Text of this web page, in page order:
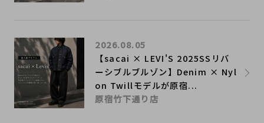
【sacai × LEVI'S 2025SSリバ
ーシブルブルゾン】Denim × Nyl
on Twillモデルが原宿...
2026.08.05
原宿竹下通り店